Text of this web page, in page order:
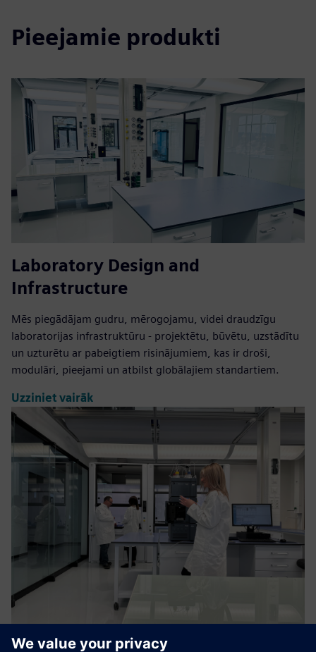
Pieejamie produkti
Laboratory Design and
Infrastructure
Mēs piegādājam gudru, mērogojamu, videi draudzīgu
laboratorijas infrastruktūru - projektētu, būvētu, uzstādītu
un uzturētu ar pabeigtiem risinājumiem, kas ir droši,
modulāri, pieejami un atbilst globālajiem standartiem.
Uzziniet vairāk